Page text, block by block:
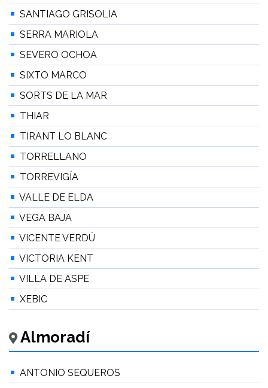
SANTIAGO GRISOLIA
SERRA MARIOLA
SEVERO OCHOA
SIXTO MARCO
SORTS DE LA MAR
THIAR
TIRANT LO BLANC
TORRELLANO
TORREVIGÍA
VALLE DE ELDA
VEGA BAJA
VICENTE VERDÚ
VICTORIA KENT
VILLA DE ASPE
XEBIC
Almoradí
ANTONIO SEQUEROS